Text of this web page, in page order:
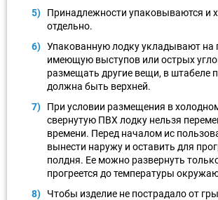
Принадлежности упаковываются и
отдельно.
Упакованную лодку укладывают на
имеющую выступов или острых
размещать другие вещи, в штабеле
должна быть верхней.
При условии размещения в
свернутую ПВХ лодку нельзя
времени. Перед началом ис
вынести наружу и оставить для
полдня. Ее можно развернуть
прогреется до температуры
Чтобы изделие не пострадало от